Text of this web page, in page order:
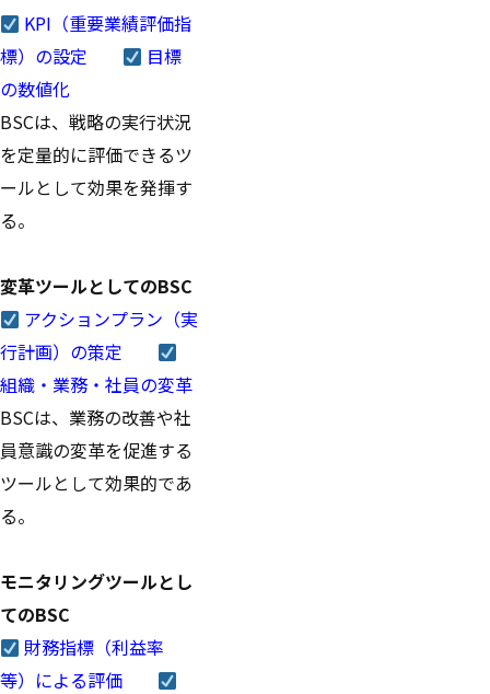
KPI（重要業績評価指
標）の設定
目標
の数値化
BSCは、戦略の実行状況
を定量的に評価できるツ
ールとして効果を発揮す
る。
変革ツールとしてのBSC
アクションプラン（実
行計画）の策定
組織・業務・社員の変革
BSCは、業務の改善や社
員意識の変革を促進する
ツールとして効果的であ
る。
モニタリングツールとし
てのBSC
財務指標（利益率
等）による評価